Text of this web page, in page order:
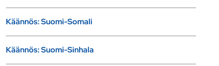
Käännös: Suomi-Somali
Käännös: Suomi-Sinhala